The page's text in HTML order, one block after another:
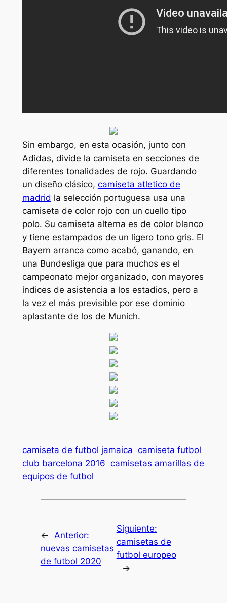
Sin embargo, en esta ocasión, junto con
Adidas, divide la camiseta en secciones de
diferentes tonalidades de rojo. Guardando
un diseño clásico, camiseta atletico de
madrid la selección portuguesa usa una
camiseta de color rojo con un cuello tipo
polo. Su camiseta alterna es de color blanco
y tiene estampados de un ligero tono gris. El
Bayern arranca como acabó, ganando, en
una Bundesliga que para muchos es el
campeonato mejor organizado, con mayores
índices de asistencia a los estadios, pero a
la vez el más previsible por ese dominio
aplastante de los de Munich.
camiseta de futbol jamaica camiseta futbol
club barcelona 2016 camisetas amarillas de
equipos de futbol
← Anterior:
nuevas camisetas
de futbol 2020
Siguiente:
camisetas de
futbol europeo
→